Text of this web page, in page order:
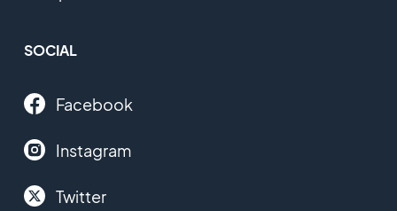
SOCIAL
Facebook
Instagram
Twitter